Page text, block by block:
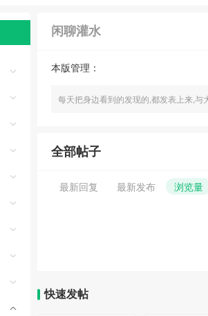
闲聊灌水
本版管理：
每天把身边看到的发现的,都发表上来,与
全部帖子
最新回复 最新发布 浏览量
快速发帖